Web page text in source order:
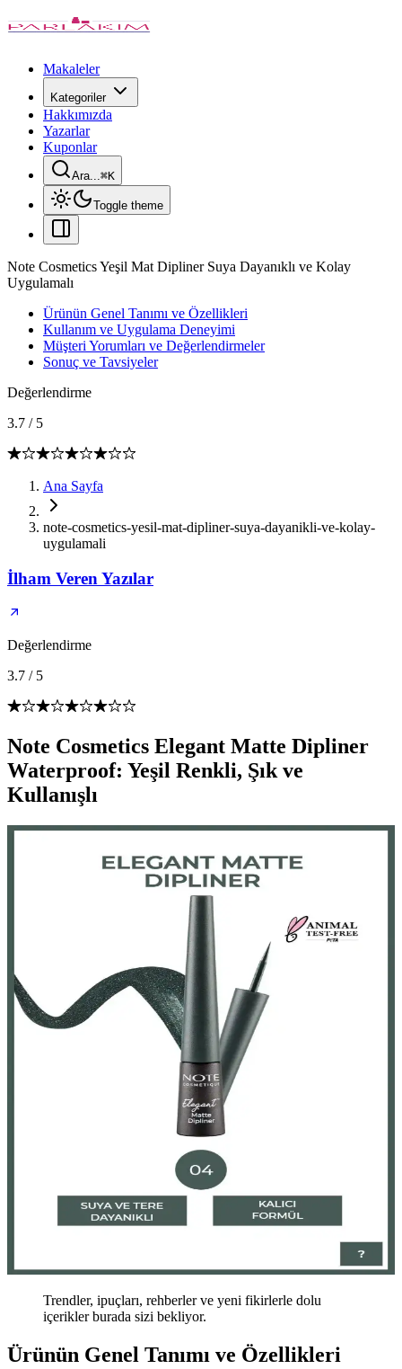
Makaleler
Kategoriler
Hakkımızda
Yazarlar
Kuponlar
Ara...⌘K
Toggle theme
Note Cosmetics Yeşil Mat Dipliner Suya Dayanıklı ve Kolay
Uygulamalı
Ürünün Genel Tanımı ve Özellikleri
Kullanım ve Uygulama Deneyimi
Müşteri Yorumları ve Değerlendirmeler
Sonuç ve Tavsiyeler
Değerlendirme
3.7 / 5
Ana Sayfa
note-cosmetics-yesil-mat-dipliner-suya-dayanikli-ve-kolay-
uygulamali
İlham Veren Yazılar
Değerlendirme
3.7 / 5
Note Cosmetics Elegant Matte Dipliner
Waterproof: Yeşil Renkli, Şık ve
Kullanışlı
Trendler, ipuçları, rehberler ve yeni fikirlerle dolu
içerikler burada sizi bekliyor.
Ürünün Genel Tanımı ve Özellikleri